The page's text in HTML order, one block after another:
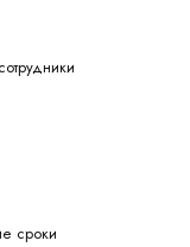
сроки